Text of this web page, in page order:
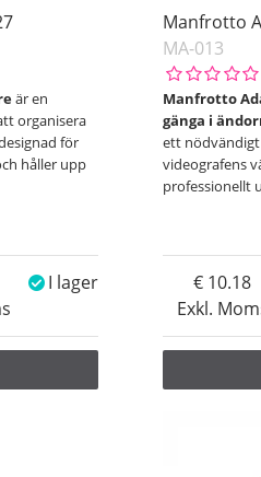
Pris
Support Arms
är en
organisera
för
håller upp
I lager
Manfrotto
MA-013
Manfrotto
gänga i
ett
videografens
professionellt
Exkl.
10.18